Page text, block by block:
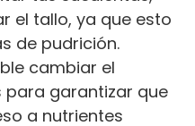
el tallo, ya que esto
de pudrición.
cambiar el
garantizar que
a nutrientes